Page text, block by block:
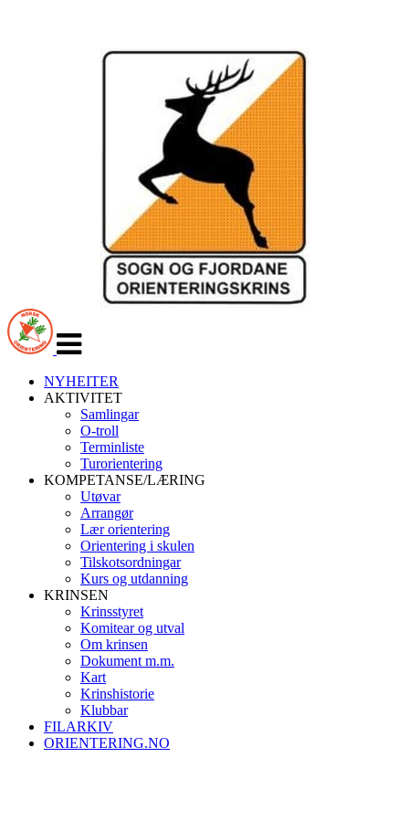
navigasjon
NYHEITER
AKTIVITET
Samlingar
O-troll
Terminliste
Turorientering
KOMPETANSE/LÆRING
Utøvar
Arrangør
Lær orientering
Orientering i skulen
Tilskotsordningar
Kurs og utdanning
KRINSEN
Krinsstyret
Komitear og utval
Om krinsen
Dokument m.m.
Kart
Krinshistorie
Klubbar
FILARKIV
ORIENTERING.NO